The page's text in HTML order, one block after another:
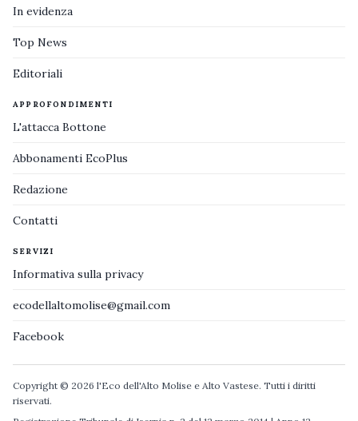
In evidenza
Top News
Editoriali
APPROFONDIMENTI
L'attacca Bottone
Abbonamenti EcoPlus
Redazione
Contatti
SERVIZI
Informativa sulla privacy
ecodellaltomolise@gmail.com
Facebook
Copyright © 2026 l'Eco dell'Alto Molise e Alto Vastese. Tutti i diritti
riservati.